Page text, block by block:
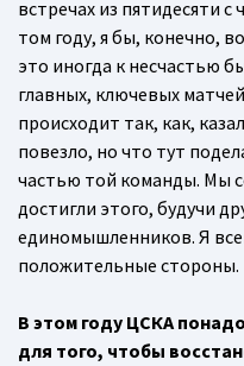
встречах из пятидесяти
том году, я бы, конечно,
это иногда к несчастью
главных, ключевых
происходит так, как,
повезло, но что тут
частью той команды. Мы
достигли этого, будучи
единомышленников. Я
положительные стороны.
В этом году ЦСКА
для того, чтобы